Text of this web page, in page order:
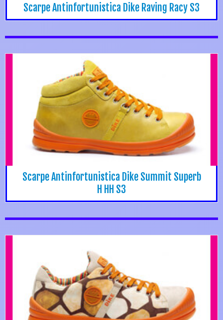
Scarpe Antinfortunistica Dike Raving Racy S3
Scarpe Antinfortunistica Dike Summit Superb
H HH S3